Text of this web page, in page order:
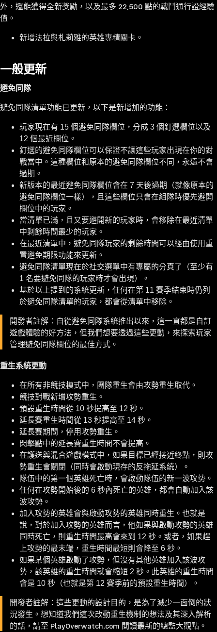
外，還能獲得全新獎勵，以及最多 22,500 點的戰鬥通行證經驗
值。
新增法拉與札莉雅的英雄專精關卡。
一般更新
避免同隊
避免同隊清單功能已更新，以下是新增加的功能：
玩家現在有 15 個避免同隊欄位，分成 3 個釘選欄位以及
12 個最近欄位。
釘選的避免同隊欄位可以保證不讓這些玩家出現在你的對
戰當中。這種欄位和原本的避免同隊欄位不同，永遠不會
過期。
新版本的最近避免同隊欄位會在 7 天後過期（就像原本的
避免同隊欄位一樣），且這些欄位只會在組隊時優先避開
欄位中的玩家。
當清單已滿，且又要避開新的玩家時，會移除在最近清單
中剩餘時間最少的玩家。
在最近清單中，避免同隊玩家的剩餘時間可以經由使用重
置避免期限功能來更新。
避免同隊清單現在於社交選單中有專屬的分頁了（至少有
1 名要避免同隊的玩家時才會出現）。
基於以上提到的系統更新，任何在第 11 賽季結束時仍列
於避免同隊清單的玩家，都會從清單中移除。
開發者註解：自從避免同隊系統推出以來，這一直都是自訂
遊戲體驗的好方法，但我們想要透過這些更動，來探索玩家
管理避免同隊欄位的最佳方式。
重生系統更動
在所有非競技模式中，團隊重生會由攻勢重生取代。
競技對戰新增攻勢重生。
預設重生時間從 10 秒提高至 12 秒。
延長賽重生時間從 13 秒提高至 14 秒。
延長賽期間，停用攻勢重生。
閃擊點中的延長賽重生時間不會提高。
在護送與混合遊戲模式中，如果目標已經接近終點，則攻
勢重生會關閉（同時會啟動現存的反拖延系統）。
隊伍中的第一個英雄死亡時，會啟動隊伍的新一波攻勢。
任何在攻勢開始後的 6 秒內死亡的英雄，都會自動加入該
波攻勢。
加入攻勢的英雄會與啟動攻勢的英雄同時重生。也就是
說，對於加入攻勢的英雄而言，他如果與啟動攻勢的英雄
同時死亡，則重生時間最高會來到 12 秒。或者，如果趕
上攻勢的最末端，重生時間最短則會降至 6 秒。
如果某個英雄啟動了攻勢，但沒有其他英雄加入該波攻
勢，該英雄的重生時間就會縮短 2 秒。此英雄的重生時間
會是 10 秒（也就是第 12 賽季前的預設重生時間）。
開發者註解：這些更動的設計目的，是為了減少一面倒的狀
況發生。想知道我們這次改動重生機制的想法及其深入解析
的話，請至 PlayOverwatch.com 閱讀最新的總監大觀點。